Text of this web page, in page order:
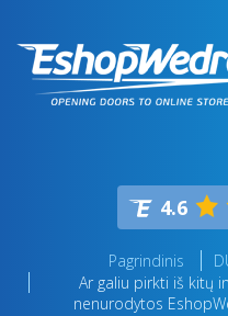
4.6
Pagrindinis
Ar galiu pirkti iš kitų
nenurodytos